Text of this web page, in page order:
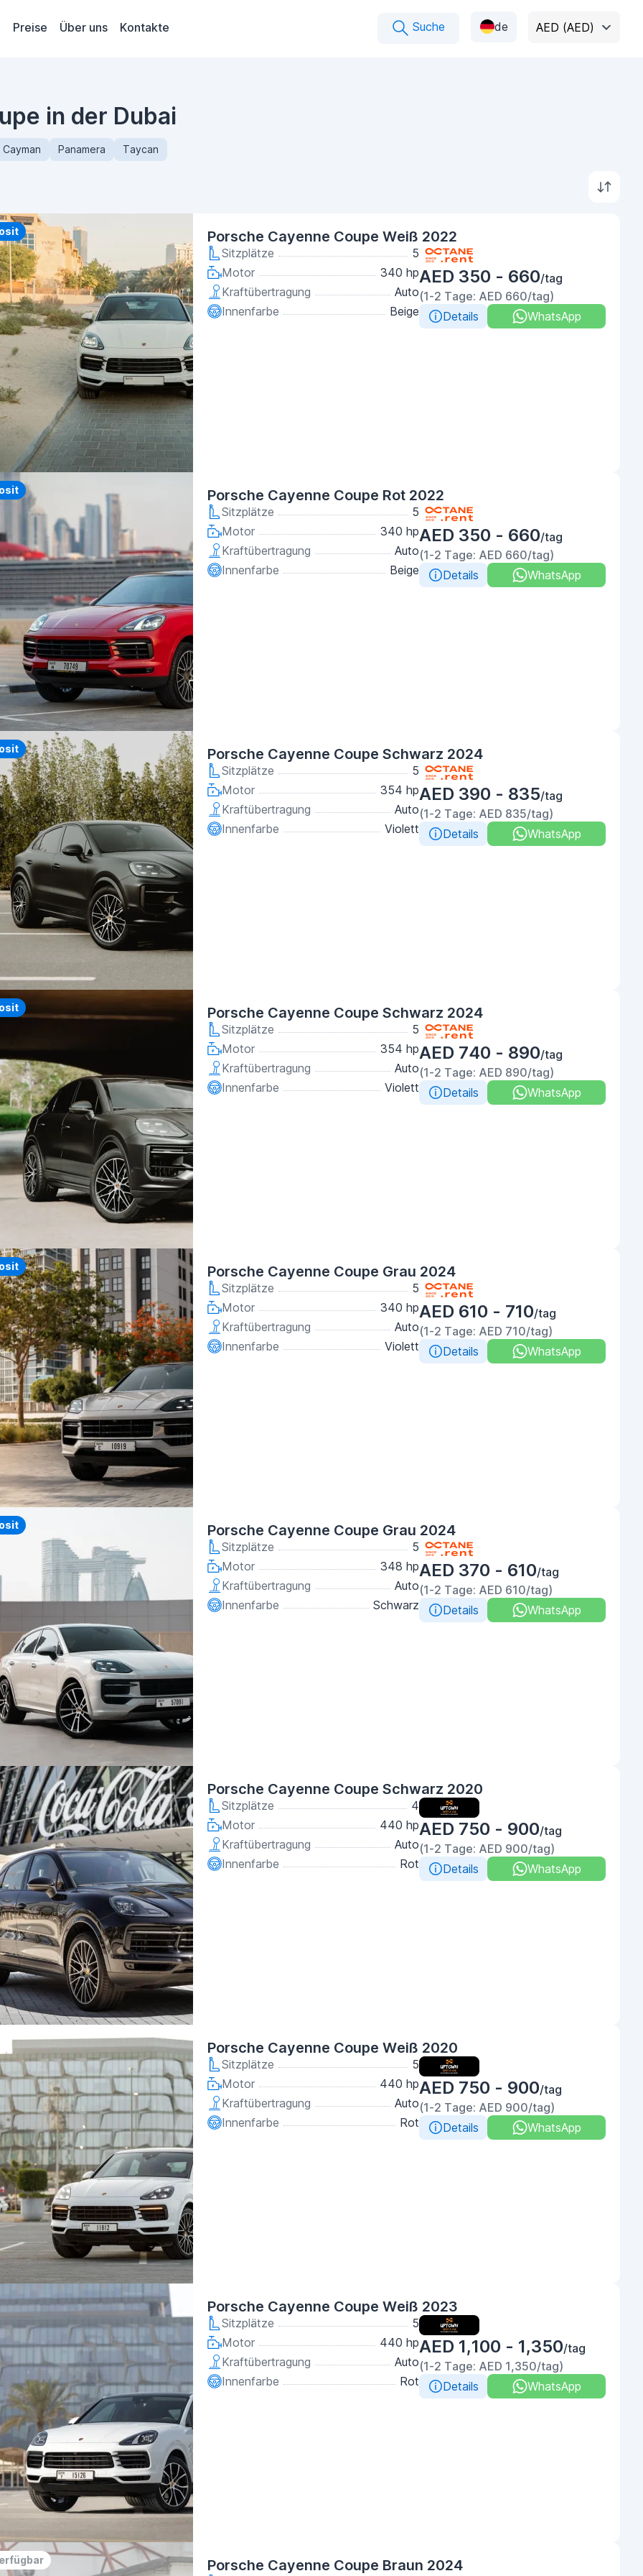
Preise Über uns Kontakte Suche de AED (AED)
in der Dubai
Cayman Panamera Taycan
Porsche Cayenne Coupe Weiß 2022
Sitzplätze
5
Motor
340 hp
Kraftübertragung
Auto
Innenfarbe
Beige
AED 350 - 660/tag
(1-2 Tage: AED 660/tag)
Details
WhatsApp
Porsche Cayenne Coupe Rot 2022
Sitzplätze
5
Motor
340 hp
Kraftübertragung
Auto
Innenfarbe
Beige
AED 350 - 660/tag
(1-2 Tage: AED 660/tag)
Details
WhatsApp
Porsche Cayenne Coupe Schwarz 2024
Sitzplätze
5
Motor
354 hp
Kraftübertragung
Auto
Innenfarbe
Violett
AED 390 - 835/tag
(1-2 Tage: AED 835/tag)
Details
WhatsApp
Porsche Cayenne Coupe Schwarz 2024
Sitzplätze
5
Motor
354 hp
Kraftübertragung
Auto
Innenfarbe
Violett
AED 740 - 890/tag
(1-2 Tage: AED 890/tag)
Details
WhatsApp
Porsche Cayenne Coupe Grau 2024
Sitzplätze
5
Motor
340 hp
Kraftübertragung
Auto
Innenfarbe
Violett
AED 610 - 710/tag
(1-2 Tage: AED 710/tag)
Details
WhatsApp
Porsche Cayenne Coupe Grau 2024
Sitzplätze
5
Motor
348 hp
Kraftübertragung
Auto
Innenfarbe
Schwarz
AED 370 - 610/tag
(1-2 Tage: AED 610/tag)
Details
WhatsApp
Porsche Cayenne Coupe Schwarz 2020
Sitzplätze
4
Motor
440 hp
Kraftübertragung
Auto
Innenfarbe
Rot
AED 750 - 900/tag
(1-2 Tage: AED 900/tag)
Details
WhatsApp
Porsche Cayenne Coupe Weiß 2020
Sitzplätze
5
Motor
440 hp
Kraftübertragung
Auto
Innenfarbe
Rot
AED 750 - 900/tag
(1-2 Tage: AED 900/tag)
Details
WhatsApp
Porsche Cayenne Coupe Weiß 2023
Sitzplätze
5
Motor
440 hp
Kraftübertragung
Auto
Innenfarbe
Rot
AED 1,100 - 1,350/tag
(1-2 Tage: AED 1,350/tag)
Details
WhatsApp
Porsche Cayenne Coupe Braun 2024